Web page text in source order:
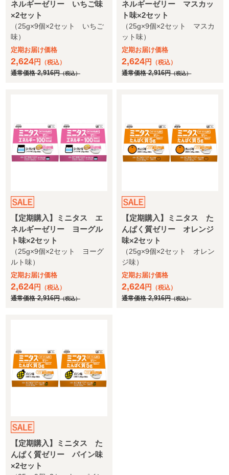
ネルギーゼリー いちご味
×2セット
（25g×9個×2セット いちご
味）
定期お届け価格
2,624円 （税込）
通常価格2,916円（税込）
ネルギーゼリー マスカッ
ト味×2セット
（25g×9個×2セット マスカ
ット味）
定期お届け価格
2,624円 （税込）
通常価格2,916円（税込）
【定期購入】ミニタス エ
ネルギーゼリー ヨーグル
ト味×2セット
（25g×9個×2セット ヨーグ
ルト味）
定期お届け価格
2,624円 （税込）
通常価格2,916円（税込）
【定期購入】ミニタス た
んぱく質ゼリー オレンジ
味×2セット
（25g×9個×2セット オレン
ジ味）
定期お届け価格
2,624円 （税込）
通常価格2,916円（税込）
【定期購入】ミニタス た
んぱく質ゼリー パイン味
×2セット